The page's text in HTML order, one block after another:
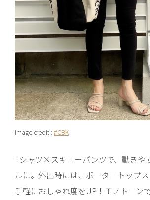
image credit : #CBK
Tシャツ×スキニーパンツで、動きや
ルに。外出時には、ボーダートップス
手軽におしゃれ度をUP！モノトーン